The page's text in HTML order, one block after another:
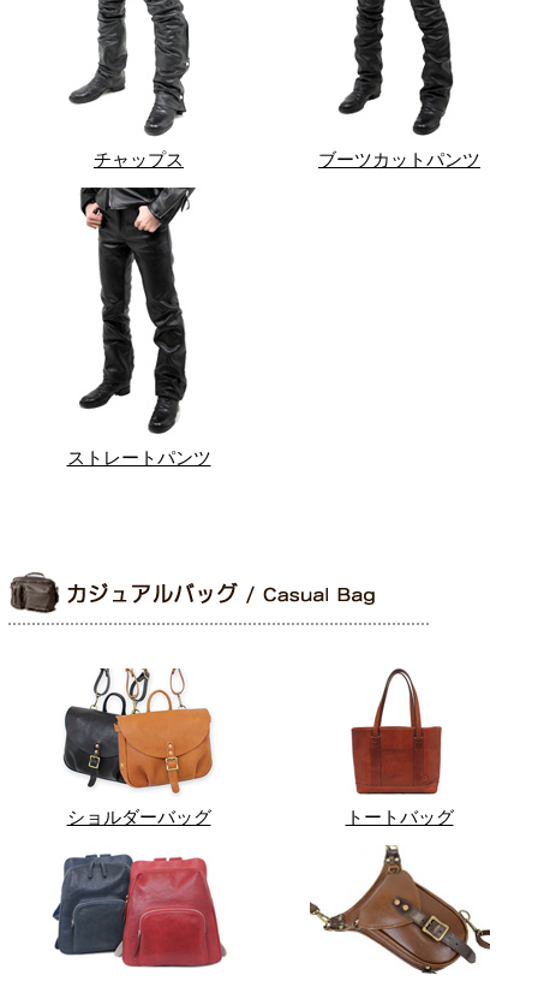
チャップス ブーツカットパンツ
ストレートパンツ
ショルダーバッグ トートバッグ